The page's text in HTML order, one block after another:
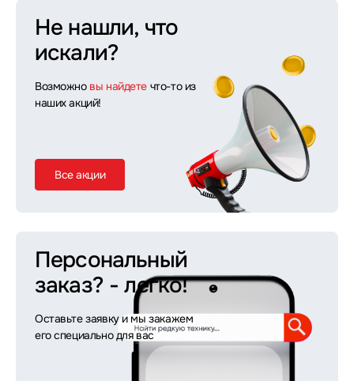
Не нашли, что
искали?
Возможно вы найдете что-то из
наших акций!
Все акции
Персональный
заказ? - легко!
Оставьте заявку и мы закажем
его специально для вас